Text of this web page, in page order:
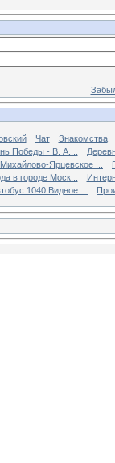
Чат
Знакомства
Победы - В. А....
Михайлово-Ярцевское ...
в городе Моск...
1040 Видное ...